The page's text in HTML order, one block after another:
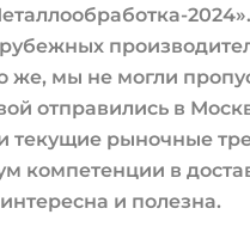
мы не могли
отправились в
текущие рыночные
в
и полезна.